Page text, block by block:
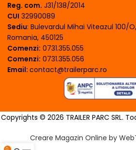
Reg. com. J31/138/2014
CUI 32990089
Sediu: Bulevardul Mihai Viteazul 100/
Romania, 450125
Comenzi: 0731.355.055
Comenzi: 0731.355.056
Email: contact@trailerparc.ro
Copyrights © 2026 TRAILER PARC SRL.
Creare Magazin Online by